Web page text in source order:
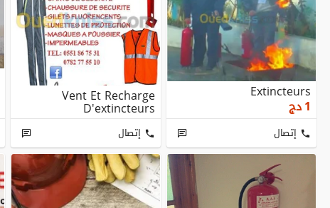
Extincteurs
1دج
إتصال
Vent Et Recharge
D'extincteurs
إتصال